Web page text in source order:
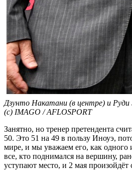
Дзунто Накатани (в центре) и Руди
(с) IMAGO / AFLOSPORT
Занятно, но тренер претендента
50. Это 51 на 49 в пользу Иноуэ,
мире, и мы уважаем его, как
все, кто поднимался на вершину,
уступают место, и 2 мая произойдёт